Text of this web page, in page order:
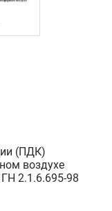
(ПДК)
воздухе
2.1.6.695-98